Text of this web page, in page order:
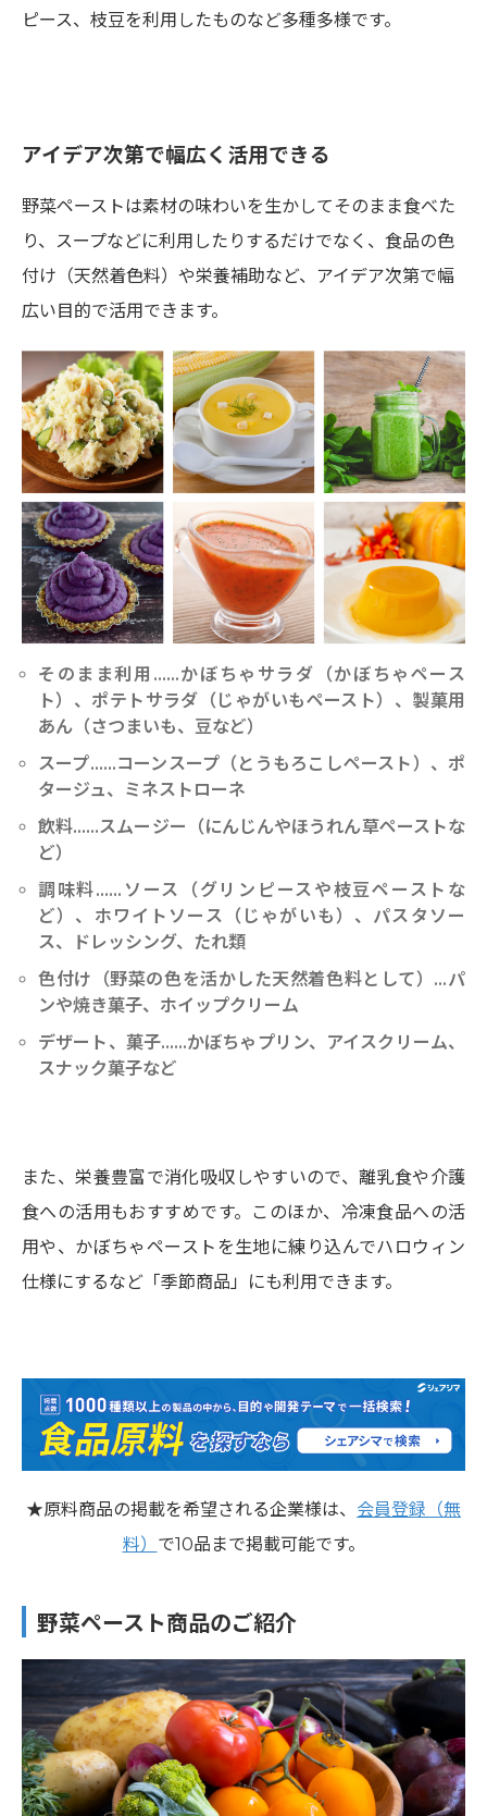
ピース、枝豆を利用したものなど多種多様です。
アイデア次第で幅広く活用できる
野菜ペーストは素材の味わいを生かしてそのまま食べた
り、スープなどに利用したりするだけでなく、食品の色
付け（天然着色料）や栄養補助など、アイデア次第で幅
広い目的で活用できます。
そのまま利用……かぼちゃサラダ（かぼちゃペース
ト）、ポテトサラダ（じゃがいもペースト）、製菓用
あん（さつまいも、豆など）
スープ……コーンスープ（とうもろこしペースト）、ポ
タージュ、ミネストローネ
飲料……スムージー（にんじんやほうれん草ペーストな
ど）
調味料……ソース（グリンピースや枝豆ペーストな
ど）、ホワイトソース（じゃがいも）、パスタソー
ス、ドレッシング、たれ類
色付け（野菜の色を活かした天然着色料として）…パ
ンや焼き菓子、ホイップクリーム
デザート、菓子……かぼちゃプリン、アイスクリーム、
スナック菓子など
また、栄養豊富で消化吸収しやすいので、離乳食や介護
食への活用もおすすめです。このほか、冷凍食品への活
用や、かぼちゃペーストを生地に練り込んでハロウィン
仕様にするなど「季節商品」にも利用できます。
★原料商品の掲載を希望される企業様は、 会員登録（無
料） で10品まで掲載可能です。
野菜ペースト商品のご紹介